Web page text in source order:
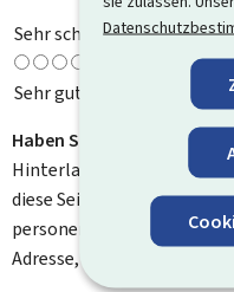
Sehr schlecht
Sehr gut
Haben Sie
Hinterlassen Sie uns
diese Seite zu verbessern.
personenbezogenen
Adresse, Ihren Namen